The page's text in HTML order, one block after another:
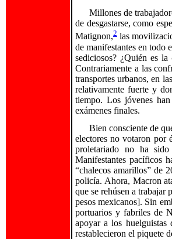
Millones de
de desgastarse, como
Matignon,2 las
de manifestantes en todo
sediciosos? ¿Quién es
Contrariamente a las
transportes urbanos, en
relativamente fuerte y
tiempo. Los jóvenes
exámenes finales.
Bien consciente de
electores no votaron por
proletariado no ha
Manifestantes pacíficos
“chalecos amarillos” de
policía. Ahora, Macron
que se rehúsen a trabajar
pesos mexicanos]. Sin
portuarios y fabriles de
apoyar a los
restablecieron el piquete